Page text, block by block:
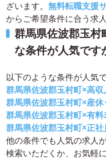
ざいます。 無料転職支援
からご希望条件に合う求
群馬県佐波郡玉村
な条件が人気です
以下のような条件が人気で
群馬県佐波郡玉村町×高収
群馬県佐波郡玉村町×産休
群馬県佐波郡玉村町×有料
群馬県佐波郡玉村町×正社
他の条件でも人気の求人
検索いただくか、お気軽